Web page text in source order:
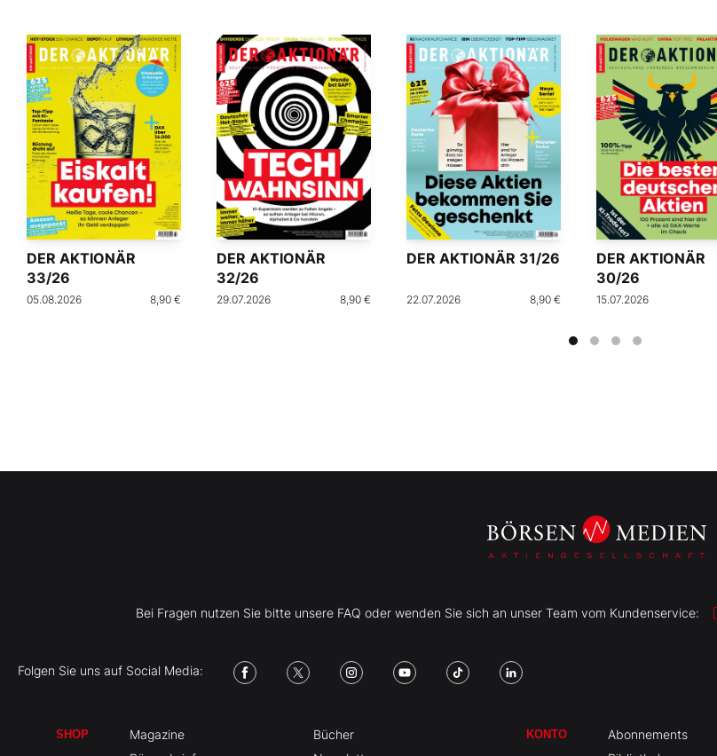
DER AKTIONÄR
33/26
05.08.2026 8,90 €
DER AKTIONÄR
32/26
29.07.2026 8,90 €
DER AKTIONÄR 31/26
22.07.2026 8,90 €
DER AKTIONÄR
30/26
15.07.2026
Bei Fragen nutzen Sie bitte unsere FAQ oder wenden Sie sich an unser Team vom Kundenservice:
Folgen Sie uns auf Social Media:
SHOP
Magazine
Bücher
KONTO
Abonnements